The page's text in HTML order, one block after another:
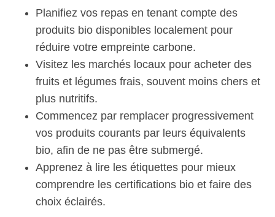
Planifiez vos repas en tenant compte des
produits bio disponibles localement pour
réduire votre empreinte carbone.
Visitez les marchés locaux pour acheter des
fruits et légumes frais, souvent moins chers et
plus nutritifs.
Commencez par remplacer progressivement
vos produits courants par leurs équivalents
bio, afin de ne pas être submergé.
Apprenez à lire les étiquettes pour mieux
comprendre les certifications bio et faire des
choix éclairés.